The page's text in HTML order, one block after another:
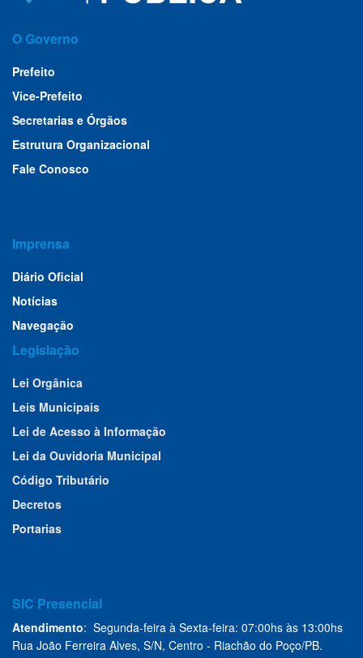
O Governo
Prefeito
Vice-Prefeito
Secretarias e Órgãos
Estrutura Organizacional
Fale Conosco
Imprensa
Diário Oficial
Notícias
Navegação
Legislação
Lei Orgânica
Leis Municipais
Lei de Acesso à Informação
Lei da Ouvidoria Municipal
Código Tributário
Decretos
Portarias
SIC Presencial
Atendimento: Segunda-feira à Sexta-feira: 07:00hs às 13:00hs
Rua João Ferreira Alves, S/N, Centro - Riachão do Poço/PB.